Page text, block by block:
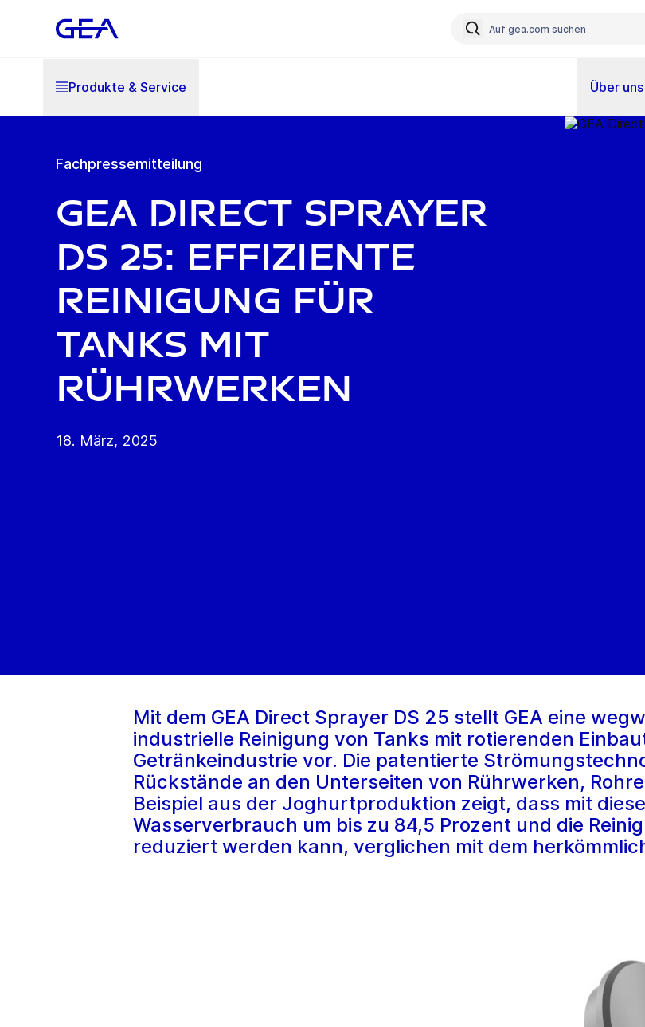
Produkte & Service Über uns
Fachpressemitteilung
GEA Direct Sprayer
DS 25: Effiziente
Reinigung für
Tanks mit
Rührwerken
18. März, 2025
Mit dem GEA Direct Sprayer DS 25 stellt GEA eine
industrielle Reinigung von Tanks mit rotierenden
Getränkeindustrie vor. Die patentierte
Rückstände an den Unterseiten von Rührwerken,
Beispiel aus der Joghurtproduktion zeigt, dass mit
Wasserverbrauch um bis zu 84,5 Prozent und die
reduziert werden kann, verglichen mit dem